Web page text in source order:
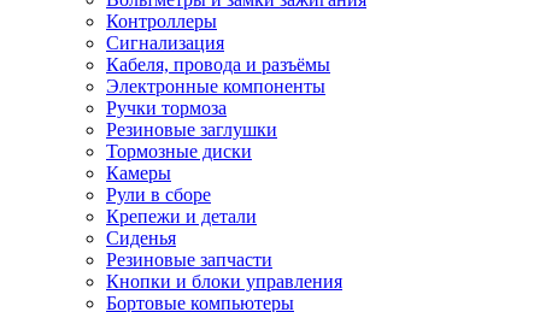
Контроллеры
Сигнализация
Кабеля, провода и разъёмы
Электронные компоненты
Ручки тормоза
Резиновые заглушки
Тормозные диски
Камеры
Рули в сборе
Крепежи и детали
Сиденья
Резиновые запчасти
Кнопки и блоки управления
Бортовые компьютеры